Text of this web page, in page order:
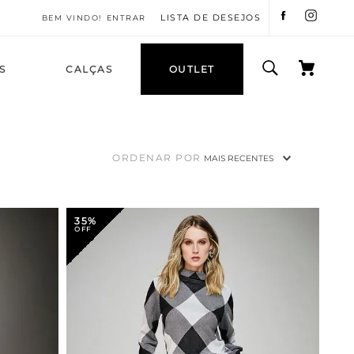
ENTRAR LISTA DE DESEJOS
CALÇAS OUTLET
ORDENAR POR MAIS RECENTES
35%